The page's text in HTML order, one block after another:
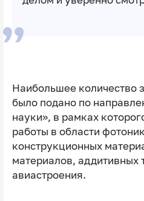
Наибольшее количество
было подано по
науки», в рамках
работы в области
конструкционных
материалов, аддитивных
авиастроения.